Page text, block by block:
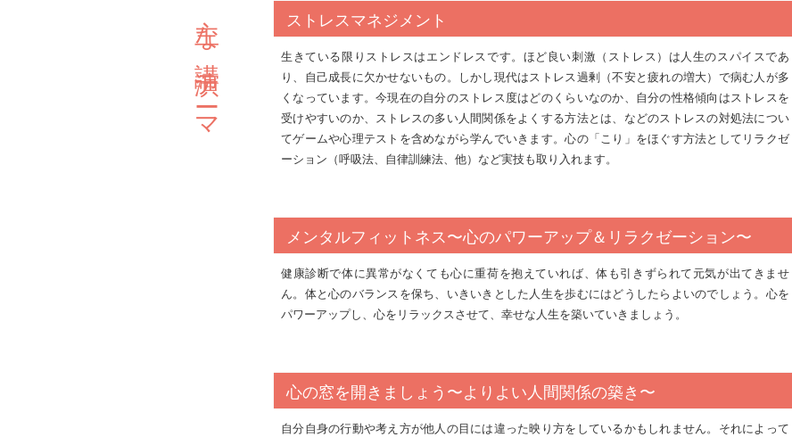
主な講演テーマ ストレスマネジメント
生きている限りストレスはエンドレスです。ほど良い刺激（ストレス）は人生のスパイスであ
り、自己成長に欠かせないもの。しかし現代はストレス過剰（不安と疲れの増大）で病む人が多
くなっています。今現在の自分のストレス度はどのくらいなのか、自分の性格傾向はストレスを
受けやすいのか、ストレスの多い人間関係をよくする方法とは、などのストレスの対処法につい
てゲームや心理テストを含めながら学んでいきます。心の「こり」をほぐす方法としてリラクゼ
ーション（呼吸法、自律訓練法、他）など実技も取り入れます。
メンタルフィットネス〜心のパワーアップ＆リラクゼーション〜
健康診断で体に異常がなくても心に重荷を抱えていれば、体も引きずられて元気が出てきませ
ん。体と心のバランスを保ち、いきいきとした人生を歩むにはどうしたらよいのでしょう。心を
パワーアップし、心をリラックスさせて、幸せな人生を築いていきましょう。
心の窓を開きましょう〜よりよい人間関係の築き〜
自分自身の行動や考え方が他人の目には違った映り方をしているかもしれません。それによって